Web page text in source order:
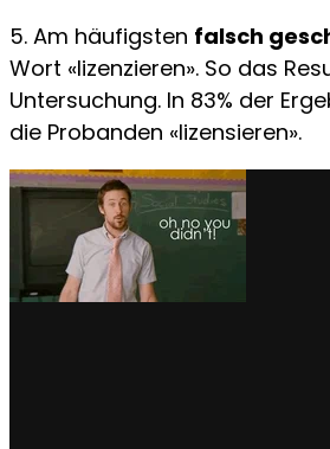
5. Am häufigsten falsch
Wort «lizenzieren». So das
Untersuchung. In 83% der
die Probanden «lizensieren».